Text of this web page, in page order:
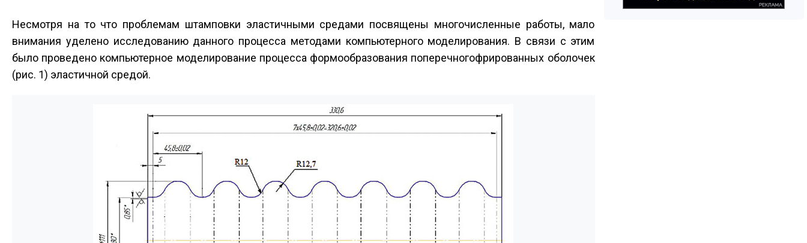
Несмотря на то что проблемам штамповки эластичными средами посвящены многочисленные работы, мало
внимания уделено исследованию данного процесса методами компьютерного моделирования. В связи с этим
было проведено компьютерное моделирование процесса формообразования поперечно­гофрированных оболочек
(рис. 1) эластичной средой.